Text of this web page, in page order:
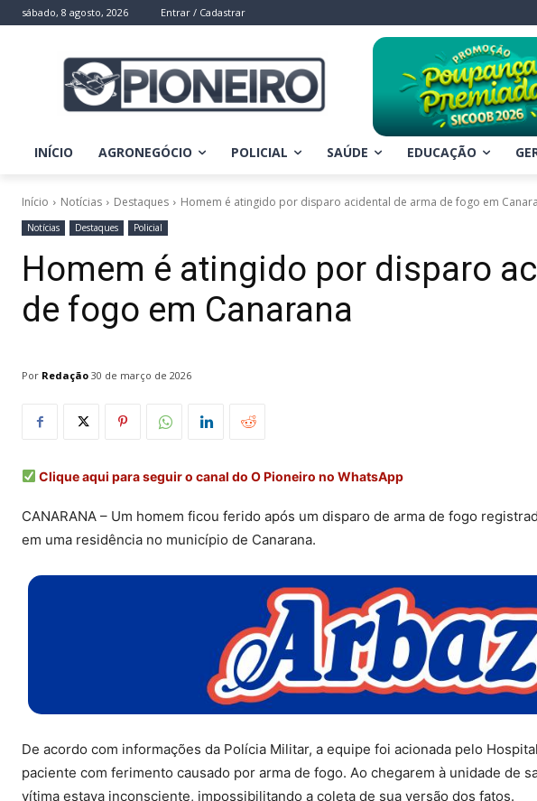
sábado, 8 agosto, 2026 Entrar / Cadastrar
INÍCIO AGRONEGÓCIO POLICIAL SAÚDE EDUCAÇÃO
Início Notícias Destaques Homem é atingido por disparo acidental de arma de fogo em
Notícias Destaques Policial
Homem é atingido por disparo
de fogo em Canarana
Por Redação 30 de março de 2026
Clique aqui para seguir o canal do O Pioneiro no WhatsApp
CANARANA – Um homem ficou ferido após um disparo de arma de fogo
em uma residência no município de Canarana.
De acordo com informações da Polícia Militar, a equipe foi acionada pelo
paciente com ferimento causado por arma de fogo. Ao chegarem à unidade de
vítima estava inconsciente, impossibilitando a coleta de sua versão dos fatos.